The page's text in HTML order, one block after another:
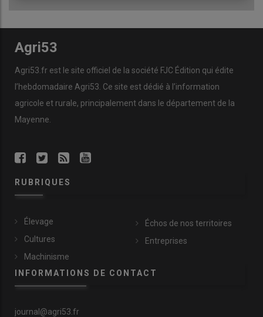
Agri53
Agri53.fr est le site officiel de la société FJC Édition qui édite
l’hebdomadaire Agri53. Ce site est dédié à l’information
agricole et rurale, principalement dans le département de la
Mayenne.
RUBRIQUES
Élevage
Cultures
Machinisme
Échos de nos territoires
Entreprises
INFORMATIONS DE CONTACT
journal@agri53.fr